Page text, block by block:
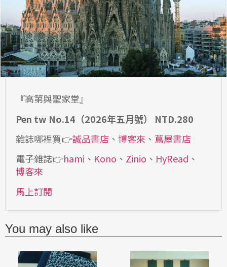
『高第與聖家堂』
Pen tw No.14（2026年五月號） NTD.280
雜誌哪裡買👉誠品書店 、 博客來 、 蔦屋書店
電子雜誌👉hami 、 Kono 、 Zinio 、 HyRead 、
博客來
馬上訂閱
You may also like